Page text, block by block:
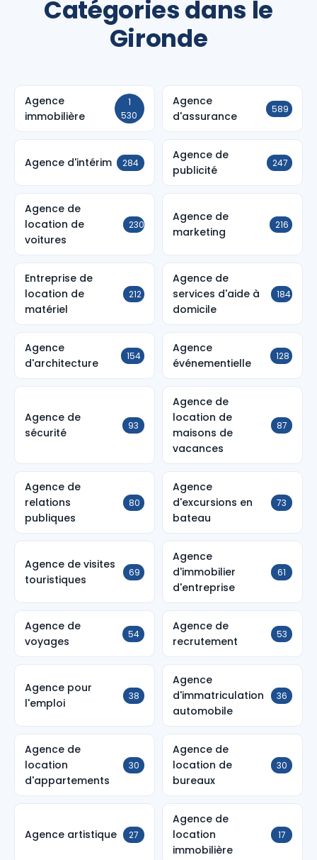
Catégories dans le
Gironde
Agence
immobilière
1
530
Agence
d'assurance
589
Agence d'intérim 284
Agence de
publicité
247
Agence de
location de
voitures
230
Agence de
marketing
216
Entreprise de
location de
matériel
212
Agence de
services d'aide à
domicile
184
Agence
d'architecture
154
Agence
événementielle
128
Agence de
sécurité
93
Agence de
location de
maisons de
vacances
87
Agence de
relations
publiques
80
Agence
d'excursions en
bateau
73
Agence de visites
touristiques
69
Agence
d'immobilier
d'entreprise
61
Agence de
voyages
54
Agence de
recrutement
53
Agence pour
l'emploi
38
Agence
d'immatriculation
automobile
36
Agence de
location
d'appartements
30
Agence de
location de
bureaux
30
Agence artistique 27
Agence de
location
immobilière
17